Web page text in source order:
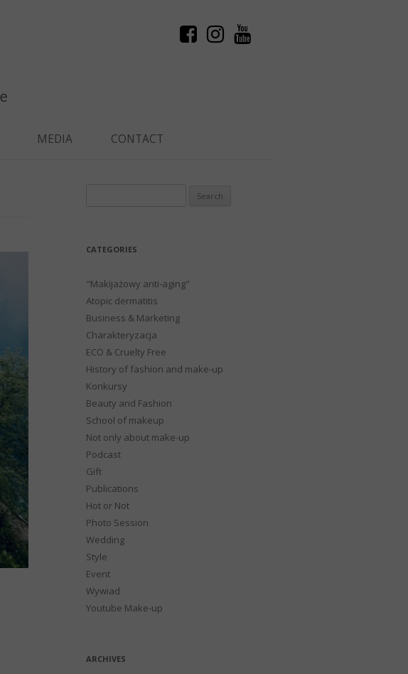
MEDIA CONTACT
CATEGORIES
"Makijażowy anti-aging"
Atopic dermatitis
Business & Marketing
Charakteryzacja
ECO & Cruelty Free
History of fashion and make-up
Konkursy
Beauty and Fashion
School of makeup
Not only about make-up
Podcast
Gift
Publications
Hot or Not
Photo Session
Wedding
Style
Event
Wywiad
Youtube Make-up
ARCHIVES